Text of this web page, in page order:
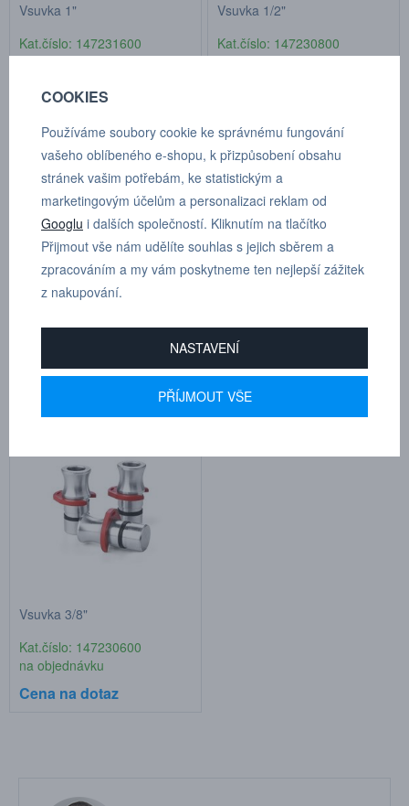
Vsuvka 1"
Kat.číslo: 147231600
na objednávku
Cena na dotaz
Vsuvka 1/2"
Kat.číslo: 147230800
na objednávku
Kat.číslo: 147231200
Cena na dotaz
Vsuvka 3/8"
Kat.číslo: 147230600
na objednávku
Cena na dotaz
COOKIES
Používáme soubory cookie ke správnému fungování
vašeho oblíbeného e-shopu, k přizpůsobení obsahu
stránek vašim potřebám, ke statistickým a
marketingovým účelům a personalizaci reklam od
Googlu i dalších společností. Kliknutím na tlačítko
Přijmout vše nám udělíte souhlas s jejich sběrem a
zpracováním a my vám poskytneme ten nejlepší zážitek
z nakupování.
NASTAVENÍ
PŘÍJMOUT VŠE